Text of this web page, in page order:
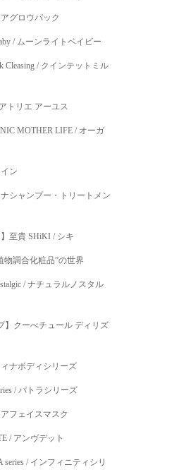
グロウパック
/ ムーンライトベイビー
Cleasing / クインテットミル
トリエ アーユス
MOTHER LIFE / オーガ
ン
シャンプー・トリートメン
至貴 SHiKI / シキ
物調合化粧品”の世界
/ ナチュラルノスタル
】クーべチュール ディリズ
ナボディシリーズ
/ パトラシリーズ
フェイスマスク
/ アンヴデット
series / インフィニティシリ